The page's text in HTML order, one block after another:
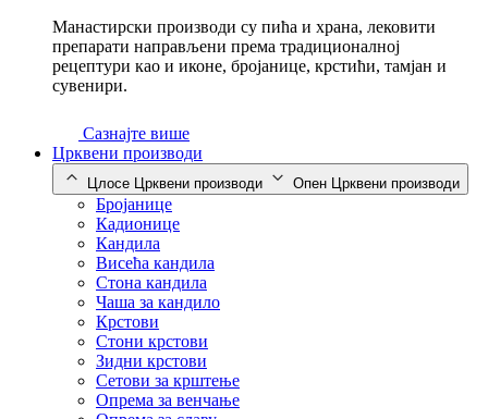
Манастирски производи су пића и храна, лековити
препарати направљени према традиционалној
рецептури као и иконе, бројанице, крстићи, тамјан и
сувенири.
Сазнајте више
Црквени производи
Цлосе Црквени производи Опен Црквени производи
Бројанице
Кадионице
Кандила
Висећа кандила
Стона кандила
Чаша за кандило
Крстови
Стони крстови
Зидни крстови
Сетови за крштење
Опрема за венчање